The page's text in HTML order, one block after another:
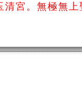
宮。無極無